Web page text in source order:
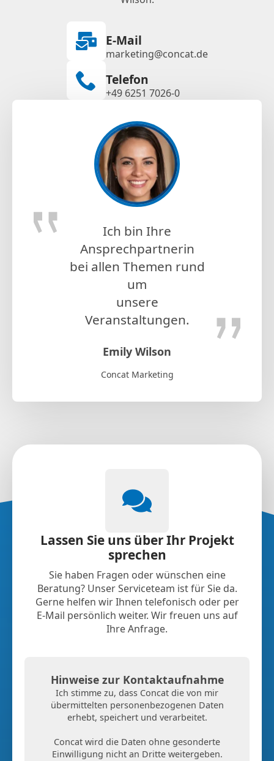
E-Mail
marketing@concat.de
Telefon
+49 6251 7026-0
Ich bin Ihre
Ansprechpartnerin
bei allen Themen rund
um
unsere
Veranstaltungen.
Emily Wilson
Concat Marketing
Lassen Sie uns über Ihr Projekt
sprechen
Sie haben Fragen oder wünschen eine
Beratung? Unser Serviceteam ist für Sie da.
Gerne helfen wir Ihnen telefonisch oder per
E-Mail persönlich weiter. Wir freuen uns auf
Ihre Anfrage.
Hinweise zur Kontaktaufnahme
Ich stimme zu, dass Concat die von mir
übermittelten personenbezogenen Daten
erhebt, speichert und verarbeitet.
Concat wird die Daten ohne gesonderte
Einwilligung nicht an Dritte weitergeben.